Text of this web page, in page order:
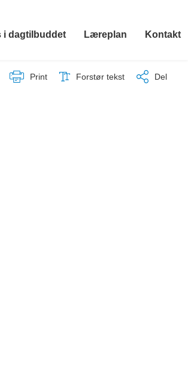
i dagtilbuddet Læreplan Kontakt
Print Forstør tekst Del